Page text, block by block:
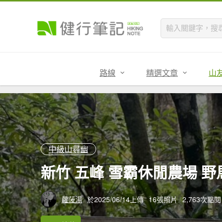
路線 精選文章 山
中級山尋幽
新竹 五峰 雪霸休閒農場 野
蘿菠湯 於2025/06/14上傳 16張照片 2,763次點閱